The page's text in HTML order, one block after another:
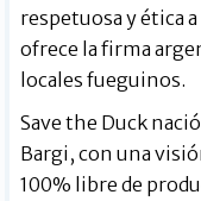
respetuosa y ética
ofrece la firma
locales fueguinos.
Save the Duck
Bargi, con una
100% libre de